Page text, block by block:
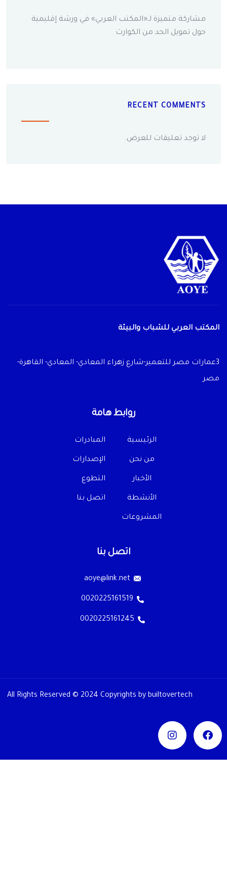
مشاركة متميزة لـ«المكتب العربي» في ورشة إقليمية
حول تمويل الحد من الكوارث
RECENT COMMENTS
لا توجد تعليقات للعرض.
المكتب العربي للشباب والبيئة
3عمارات مصر للتعمير-شارع زهراء المعادي- المعادي- القاهرة-
مصر
روابط هامة
الرئيسية
من نحن
الأخبار
الأنشطة
المشروعات
المبادرات
الإصدارات
التطوع
اتصل بنا
اتصل بنا
aoye@link.net
0020225161519
0020225161245
All Rights Reserved © 2024 Copyrights by builtovertech